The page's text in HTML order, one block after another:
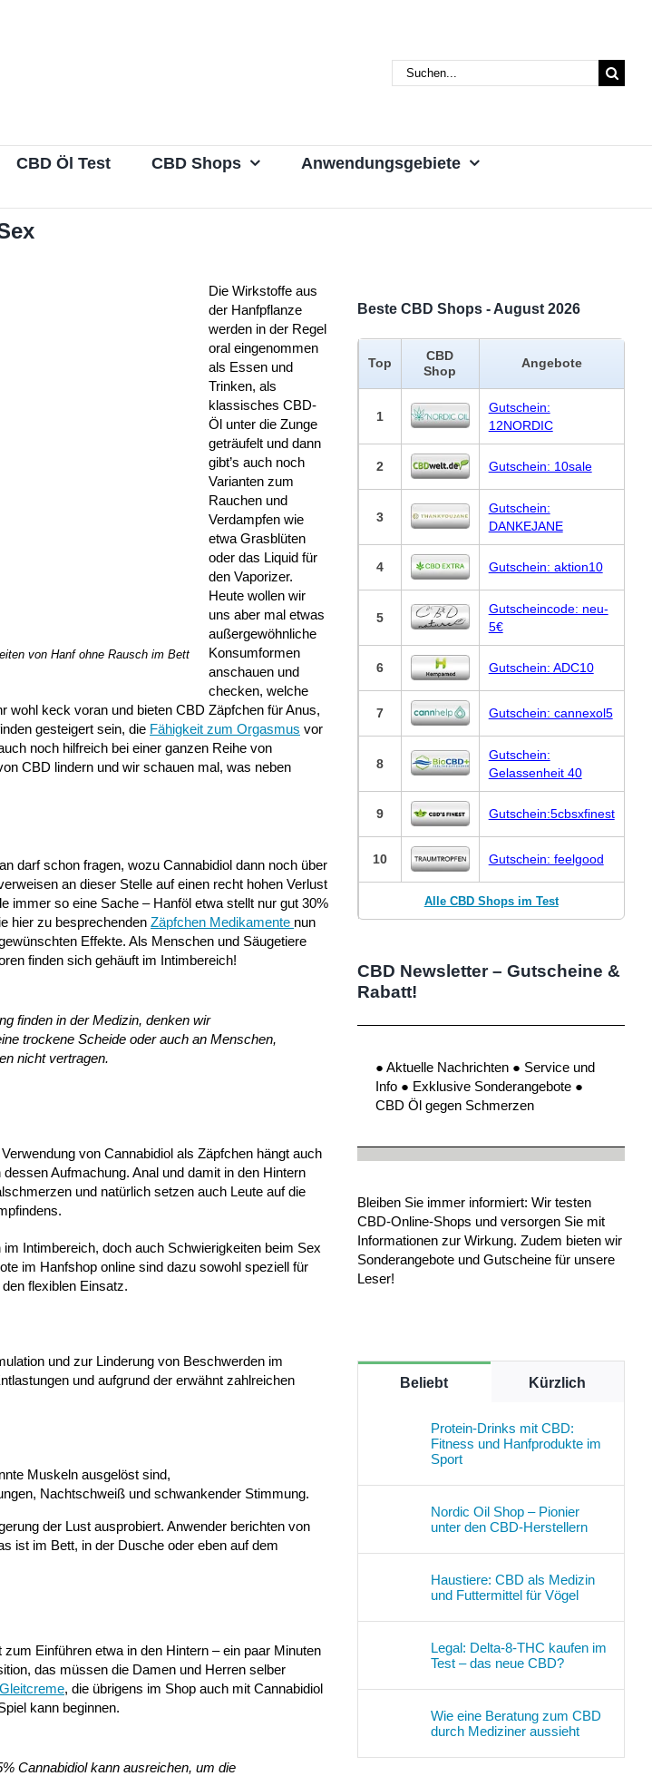
Suche
nach:
CBD Öl Test CBD Shops
Anwendungsgebiete
von Hanf ohne Rausch im Bett
Die Wirkstoffe aus
der Hanfpflanze
werden in der Regel
oral eingenommen
als Essen und
Trinken, als
klassisches CBD-
Öl unter die Zunge
geträufelt und dann
gibt’s auch noch
Varianten zum
Rauchen und
Verdampfen wie
etwa Grasblüten
oder das Liquid für
den Vaporizer.
Heute wollen wir
uns aber mal etwas
außergewöhnliche
Konsumformen
anschauen und
checken, welche
wohl keck voran und bieten CBD Zäpfchen für Anus,
gesteigert sein, die Fähigkeit zum Orgasmus vor
noch hilfreich bei einer ganzen Reihe von
CBD lindern und wir schauen mal, was neben
darf schon fragen, wozu Cannabidiol dann noch über
an dieser Stelle auf einen recht hohen Verlust
immer so eine Sache – Hanföl etwa stellt nur gut 30%
hier zu besprechenden Zäpfchen Medikamente nun
Effekte. Als Menschen und Säugetiere
finden sich gehäuft im Intimbereich!
finden in der Medizin, denken wir
trockene Scheide oder auch an Menschen,
nicht vertragen.
von Cannabidiol als Zäpfchen hängt auch
Aufmachung. Anal und damit in den Hintern
und natürlich setzen auch Leute auf die
Intimbereich, doch auch Schwierigkeiten beim Sex
im Hanfshop online sind dazu sowohl speziell für
flexiblen Einsatz.
und zur Linderung von Beschwerden im
und aufgrund der erwähnt zahlreichen
Muskeln ausgelöst sind,
Nachtschweiß und schwankender Stimmung.
der Lust ausprobiert. Anwender berichten von
ist im Bett, in der Dusche oder eben auf dem
Einführen etwa in den Hintern – ein paar Minuten
das müssen die Damen und Herren selber
Gleitcreme, die übrigens im Shop auch mit Cannabidiol
kann beginnen.
Cannabidiol kann ausreichen, um die
Beste CBD Shops - August 2026
Top
CBD
Shop
Angebote
1
Gutschein:
12NORDIC
2 Gutschein: 10sale
3
Gutschein:
DANKEJANE
4 Gutschein: aktion10
5
Gutscheincode: neu-
5€
6 Gutschein: ADC10
7 Gutschein: cannexol5
8
Gutschein:
Gelassenheit 40
9 Gutschein:5cbsxfinest
10 Gutschein: feelgood
Alle CBD Shops im Test
CBD Newsletter – Gutscheine &
Rabatt!
● Aktuelle Nachrichten ● Service und
Info ● Exklusive Sonderangebote ●
CBD Öl gegen Schmerzen
Bleiben Sie immer informiert: Wir testen
CBD-Online-Shops und versorgen Sie mit
Informationen zur Wirkung. Zudem bieten wir
Sonderangebote und Gutscheine für unsere
Leser!
Beliebt Kürzlich
Protein-Drinks mit CBD:
Fitness und Hanfprodukte im
Sport
Nordic Oil Shop – Pionier
unter den CBD-Herstellern
Haustiere: CBD als Medizin
und Futtermittel für Vögel
Legal: Delta-8-THC kaufen im
Test – das neue CBD?
Wie eine Beratung zum CBD
durch Mediziner aussieht